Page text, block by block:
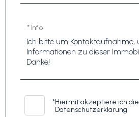
* Info
*Hiermit akzeptiere ich die
Datenschutzerklärung